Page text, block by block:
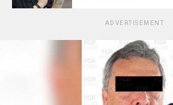
ADVERTISEMENT